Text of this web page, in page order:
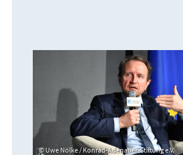
Uwe Nölke / Konrad-Adenauer-Stiftung e.V.